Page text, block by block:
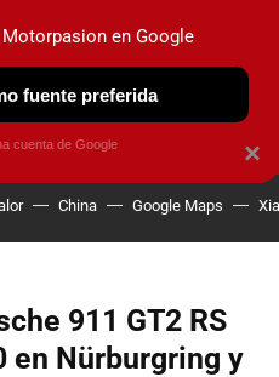
OBSERVATORIO
China Google Maps
911 GT2 RS
en Nürburgring y
×
en Google
fuente preferida
cuenta de Google